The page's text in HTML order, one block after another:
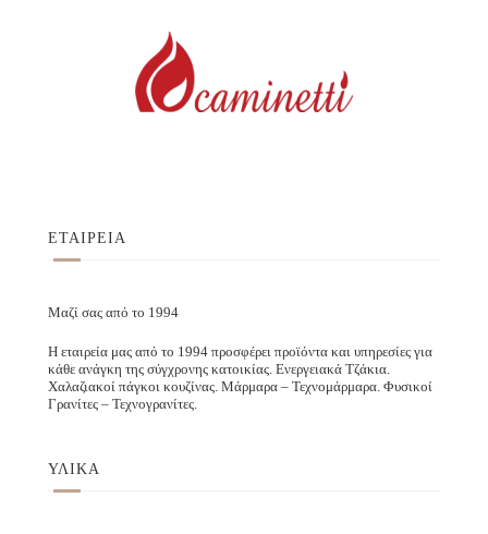
ΕΤΑΙΡΕΙΑ
Μαζί σας από το 1994
Η εταιρεία μας από το 1994 προσφέρει προϊόντα και υπηρεσίες για
κάθε ανάγκη της σύγχρονης κατοικίας. Ενεργειακά Τζάκια.
Χαλαζιακοί πάγκοι κουζίνας. Μάρμαρα – Τεχνομάρμαρα. Φυσικοί
Γρανίτες – Τεχνογρανίτες.
ΥΛΙΚΑ